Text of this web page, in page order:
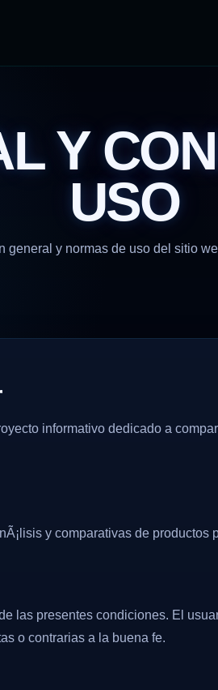
Y
USO
general y normas de uso del sitio
informativo dedicado a
y comparativas de
las presentes condiciones. El
o contrarias a la buena fe.